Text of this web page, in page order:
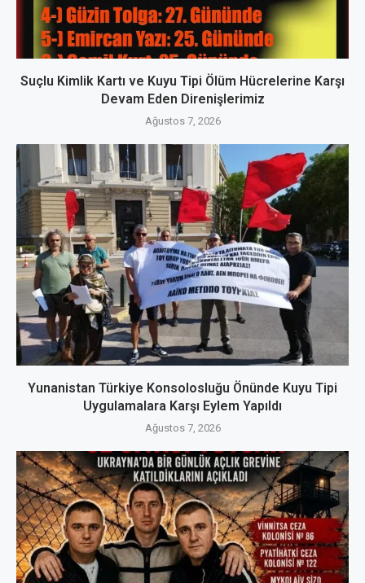
Suçlu Kimlik Kartı ve Kuyu Tipi Ölüm Hücrelerine Karşı
Devam Eden Direnişlerimiz
Ağustos 7, 2026
Yunanistan Türkiye Konsolosluğu Önünde Kuyu Tipi
Uygulamalara Karşı Eylem Yapıldı
Ağustos 7, 2026